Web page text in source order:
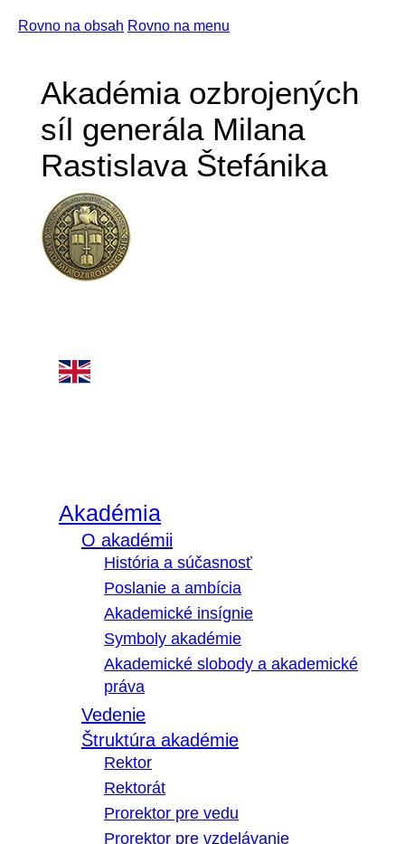
Rovno na obsah Rovno na menu
Akadémia ozbrojených
síl generála Milana
Rastislava Štefánika
Akadémia
O akadémii
História a súčasnosť
Poslanie a ambícia
Akademické insígnie
Symboly akadémie
Akademické slobody a akademické
práva
Vedenie
Štruktúra akadémie
Rektor
Rektorát
Prorektor pre vedu
Prorektor pre vzdelávanie